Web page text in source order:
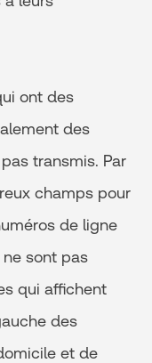
ont des
des
transmis. Par
champs pour
de ligne
sont pas
qui affichent
des
et de